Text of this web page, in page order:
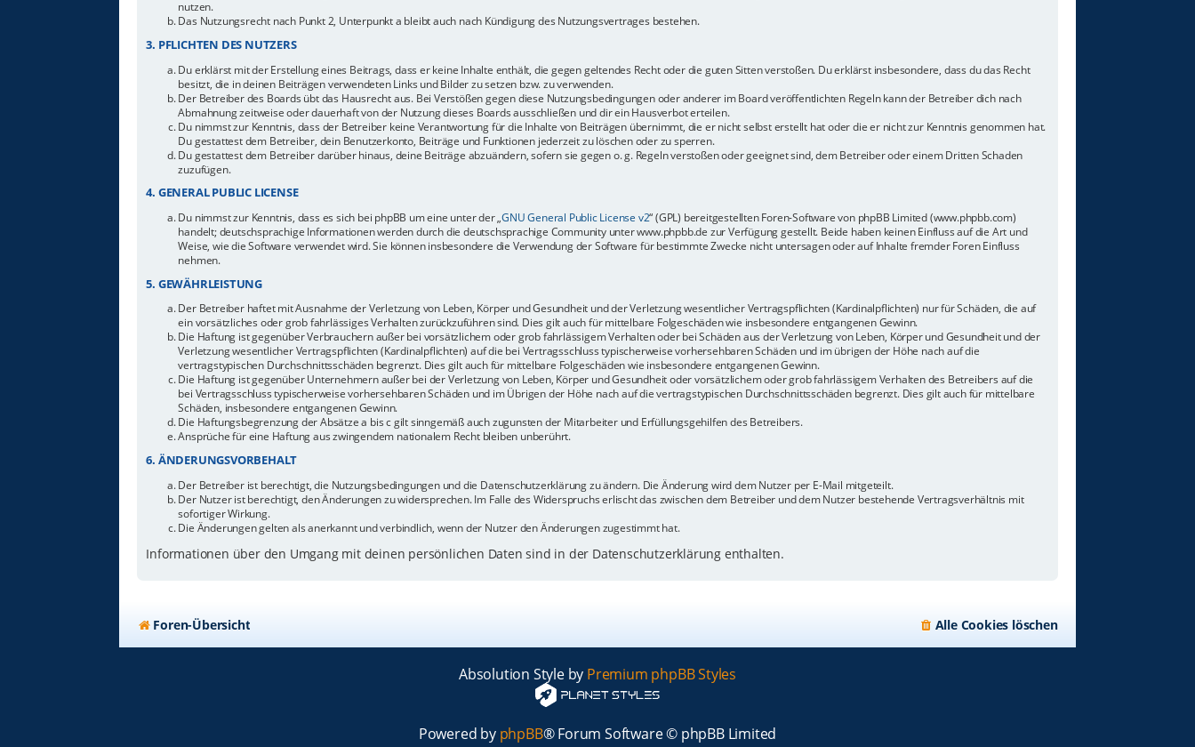
nutzen.
Das Nutzungsrecht nach Punkt 2, Unterpunkt a bleibt auch nach Kündigung des Nutzungsvertrages bestehen.
3. PFLICHTEN DES NUTZERS
Du erklärst mit der Erstellung eines Beitrags, dass er keine Inhalte enthält, die gegen geltendes Recht oder die guten Sitten verstoßen. Du erklärst insbesondere, dass du das Recht
besitzt, die in deinen Beiträgen verwendeten Links und Bilder zu setzen bzw. zu verwenden.
Der Betreiber des Boards übt das Hausrecht aus. Bei Verstößen gegen diese Nutzungsbedingungen oder anderer im Board veröffentlichten Regeln kann der Betreiber dich nach
Abmahnung zeitweise oder dauerhaft von der Nutzung dieses Boards ausschließen und dir ein Hausverbot erteilen.
Du nimmst zur Kenntnis, dass der Betreiber keine Verantwortung für die Inhalte von Beiträgen übernimmt, die er nicht selbst erstellt hat oder die er nicht zur Kenntnis genommen hat.
Du gestattest dem Betreiber, dein Benutzerkonto, Beiträge und Funktionen jederzeit zu löschen oder zu sperren.
Du gestattest dem Betreiber darüber hinaus, deine Beiträge abzuändern, sofern sie gegen o. g. Regeln verstoßen oder geeignet sind, dem Betreiber oder einem Dritten Schaden
zuzufügen.
4. GENERAL PUBLIC LICENSE
Du nimmst zur Kenntnis, dass es sich bei phpBB um eine unter der „GNU General Public License v2“ (GPL) bereitgestellten Foren-Software von phpBB Limited (www.phpbb.com)
handelt; deutschsprachige Informationen werden durch die deutschsprachige Community unter www.phpbb.de zur Verfügung gestellt. Beide haben keinen Einfluss auf die Art und
Weise, wie die Software verwendet wird. Sie können insbesondere die Verwendung der Software für bestimmte Zwecke nicht untersagen oder auf Inhalte fremder Foren Einfluss
nehmen.
5. GEWÄHRLEISTUNG
Der Betreiber haftet mit Ausnahme der Verletzung von Leben, Körper und Gesundheit und der Verletzung wesentlicher Vertragspflichten (Kardinalpflichten) nur für Schäden, die auf
ein vorsätzliches oder grob fahrlässiges Verhalten zurückzuführen sind. Dies gilt auch für mittelbare Folgeschäden wie insbesondere entgangenen Gewinn.
Die Haftung ist gegenüber Verbrauchern außer bei vorsätzlichem oder grob fahrlässigem Verhalten oder bei Schäden aus der Verletzung von Leben, Körper und Gesundheit und der
Verletzung wesentlicher Vertragspflichten (Kardinalpflichten) auf die bei Vertragsschluss typischerweise vorhersehbaren Schäden und im übrigen der Höhe nach auf die
vertragstypischen Durchschnittsschäden begrenzt. Dies gilt auch für mittelbare Folgeschäden wie insbesondere entgangenen Gewinn.
Die Haftung ist gegenüber Unternehmern außer bei der Verletzung von Leben, Körper und Gesundheit oder vorsätzlichem oder grob fahrlässigem Verhalten des Betreibers auf die
bei Vertragsschluss typischerweise vorhersehbaren Schäden und im Übrigen der Höhe nach auf die vertragstypischen Durchschnittsschäden begrenzt. Dies gilt auch für mittelbare
Schäden, insbesondere entgangenen Gewinn.
Die Haftungsbegrenzung der Absätze a bis c gilt sinngemäß auch zugunsten der Mitarbeiter und Erfüllungsgehilfen des Betreibers.
Ansprüche für eine Haftung aus zwingendem nationalem Recht bleiben unberührt.
6. ÄNDERUNGSVORBEHALT
Der Betreiber ist berechtigt, die Nutzungsbedingungen und die Datenschutzerklärung zu ändern. Die Änderung wird dem Nutzer per E-Mail mitgeteilt.
Der Nutzer ist berechtigt, den Änderungen zu widersprechen. Im Falle des Widerspruchs erlischt das zwischen dem Betreiber und dem Nutzer bestehende Vertragsverhältnis mit
sofortiger Wirkung.
Die Änderungen gelten als anerkannt und verbindlich, wenn der Nutzer den Änderungen zugestimmt hat.
Informationen über den Umgang mit deinen persönlichen Daten sind in der Datenschutzerklärung enthalten.
Foren-Übersicht Alle Cookies löschen
Absolution Style by Premium phpBB Styles
Powered by phpBB® Forum Software © phpBB Limited